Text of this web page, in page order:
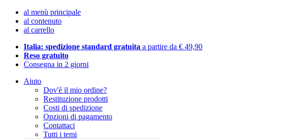
al menù principale
al contenuto
al carrello
Italia: spedizione standard gratuita a partire da € 49,90
Reso gratuito
Consegna in 2 giorni
Aiuto
Dov'è il mio ordine?
Restituzione prodotti
Costi di spedizione
Opzioni di pagamento
Contattaci
Tutti i temi